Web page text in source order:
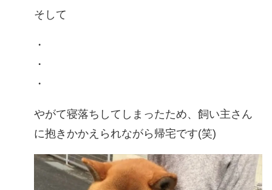
そして
・
・
・
やがて寝落ちしてしまったため、飼い主さん
に抱きかかえられながら帰宅です(笑)